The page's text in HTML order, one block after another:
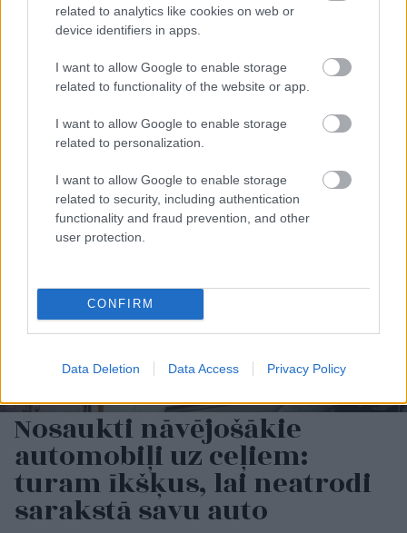
related to analytics like cookies on web or
device identifiers in apps.
I want to allow Google to enable storage
related to functionality of the website or app.
I want to allow Google to enable storage
related to personalization.
I want to allow Google to enable storage
related to security, including authentication
functionality and fraud prevention, and other
user protection.
CONFIRM
Data Deletion Data Access Privacy Policy
rokmūzikas
pētnieks un mūzikas
Vāvere
Pircējipie cenu zīmes
kasa galvu –
matemātika uz brīdi
laikam pārstājusi
Nosaukti nāvējošākie
automobiļi uz ceļiem:
turam īkšķus, lai neatrodi
sarakstā savu auto